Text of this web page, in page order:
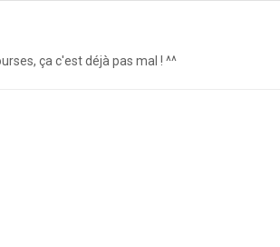
ça c'est déjà pas mal ! ^^